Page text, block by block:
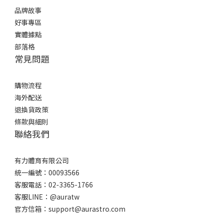
品牌故事
好事專區
實體據點
部落格
常見問題
購物流程
海外配送
退換貨政策
條款與細則
聯絡我們
有力體育有限公司
統一編號：00093566
客服電話：02-3365-1766
客服LINE：@auratw
官方信箱：support@aurastro.com